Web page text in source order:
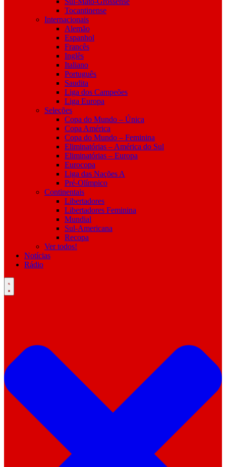
Tocantinense
Internacionais
Alemão
Espanhol
Francês
Inglês
Italiano
Português
Saudita
Liga dos Campeões
Liga Europa
Seleções
Copa do Mundo – Única
Copa América
Copa do Mundo – Feminina
Eliminatórias – América do Sul
Eliminatórias – Europa
Eurocopa
Liga das Nações A
Pré-Olímpico
Continentais
Libertadores
Libertadores Feminina
Mundial
Sul-Americana
Recopa
Ver todos!
Notícias
Rádio